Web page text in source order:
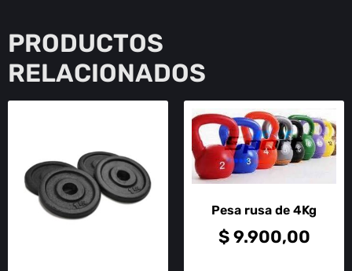
PRODUCTOS
RELACIONADOS
Pesa rusa de 4Kg
$9.900,00